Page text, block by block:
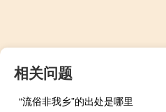
相关问题
“流俗非我乡”的出处是哪里